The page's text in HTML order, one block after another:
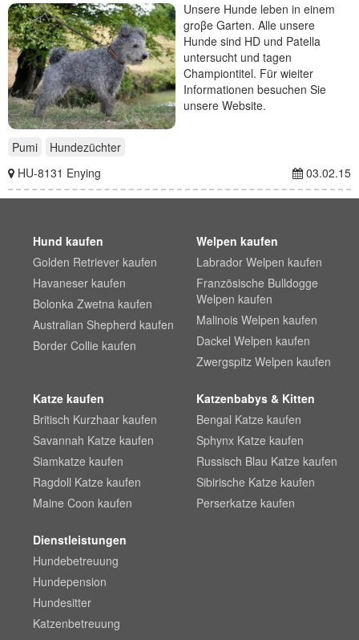
Unsere Hunde leben in einem
groβe Garten. Alle unsere
Hunde sind HD und Patella
untersucht und tagen
Championtitel. Für wieiter
Informationen besuchen Sie
unsere Website.
Pumi
Hundezüchter
HU-8131 Enying
03.02.15
Hund kaufen
Golden Retriever kaufen
Havaneser kaufen
Bolonka Zwetna kaufen
Australian Shepherd kaufen
Border Collie kaufen
Welpen kaufen
Labrador Welpen kaufen
Französische Bulldogge
Welpen kaufen
Malinois Welpen kaufen
Dackel Welpen kaufen
Zwergspitz Welpen kaufen
Katze kaufen
Britisch Kurzhaar kaufen
Savannah Katze kaufen
Siamkatze kaufen
Ragdoll Katze kaufen
Maine Coon kaufen
Katzenbabys & Kitten
Bengal Katze kaufen
Sphynx Katze kaufen
Russisch Blau Katze kaufen
Sibirische Katze kaufen
Perserkatze kaufen
Dienstleistungen
Hundebetreuung
Hundepension
Hundesitter
Katzenbetreuung